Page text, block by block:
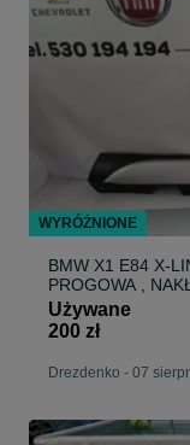
BMW X1 E84 X-
PROGOWA ,
51772990599 ,
Używane
200 zł
Drezdenko - 07
WYRÓŻNIONE